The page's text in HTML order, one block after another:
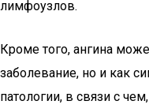
лимфоузлов.
Кроме того, ангина
заболевание, но и как
патологии, в связи с